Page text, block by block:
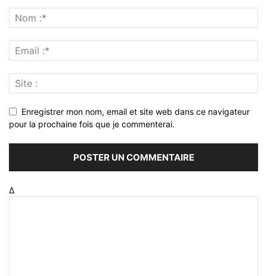
Enregistrer mon nom, email et site web dans ce navigateur
pour la prochaine fois que je commenterai.
Δ